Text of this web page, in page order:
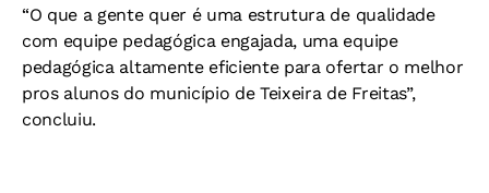
“O que a gente quer é uma estrutura de qualidade
com equipe pedagógica engajada, uma equipe
pedagógica altamente eficiente para ofertar o melhor
pros alunos do município de Teixeira de Freitas”,
concluiu.